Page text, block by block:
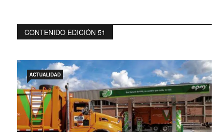
CONTENIDO EDICIÓN 51
ACTUALIDAD